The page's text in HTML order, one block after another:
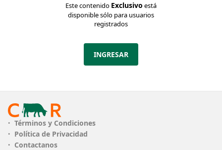
5
Embrion
Lavalleja
Ofertas cerradas
Este contenido Exclusivo está
disponible sólo para usuarios
registrados
INGRESAR
Términos y Condiciones
Política de Privacidad
Contactanos